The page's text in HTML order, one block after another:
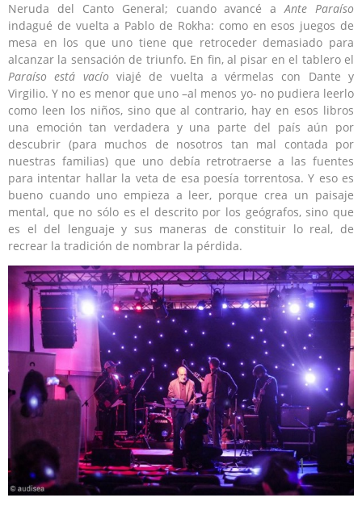
Neruda del Canto General; cuando avancé aAnte Paraíso
indagué de vuelta a Pablo de Rokha: como en esos juegos de
mesa en los que uno tiene que retroceder demasiado para
alcanzar la sensación de triunfo. En fin, al pisar en el tablero el
Paraíso está vacío viajé de vuelta a vérmelas con Dante y
Virgilio. Y no es menor que uno –al menos yo- no pudiera leerlo
como leen los niños, sino que al contrario, hay en esos libros
una emoción tan verdadera y una parte del país aún por
descubrir (para muchos de nosotros tan mal contada por
nuestras familias) que uno debía retrotraerse a las fuentes
para intentar hallar la veta de esa poesía torrentosa. Y eso es
bueno cuando uno empieza a leer, porque crea un paisaje
mental, que no sólo es el descrito por los geógrafos, sino que
es el del lenguaje y sus maneras de constituir lo real, de
recrear la tradición de nombrar la pérdida.